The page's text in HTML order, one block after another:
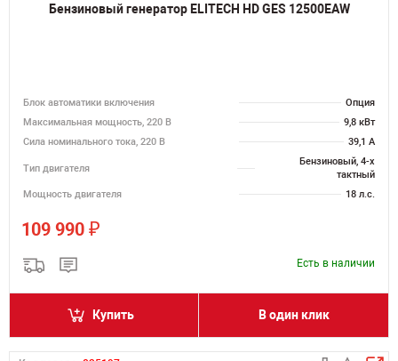
Бензиновый генератор ELITECH HD GES 12500EAW
Блок автоматики включения
Опция
Максимальная мощность, 220 В
9,8 кВт
Сила номинального тока, 220 В
39,1 А
Тип двигателя
Бензиновый, 4-х
тактный
Мощность двигателя
18 л.с.
109 990 ₽
Есть в наличии
Купить В один клик